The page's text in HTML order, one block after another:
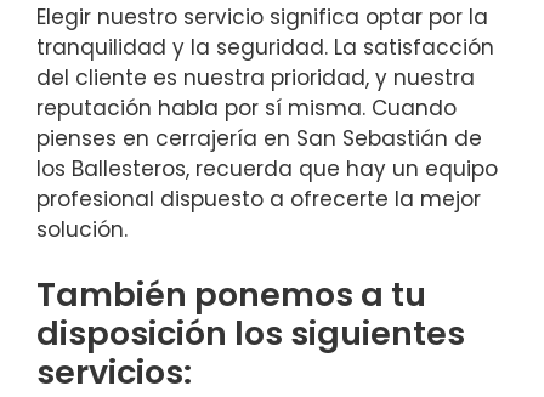
Elegir nuestro servicio significa optar por la
tranquilidad y la seguridad. La satisfacción
del cliente es nuestra prioridad, y nuestra
reputación habla por sí misma. Cuando
pienses en cerrajería en San Sebastián de
los Ballesteros, recuerda que hay un equipo
profesional dispuesto a ofrecerte la mejor
solución.
También ponemos a tu
disposición los siguientes
servicios: